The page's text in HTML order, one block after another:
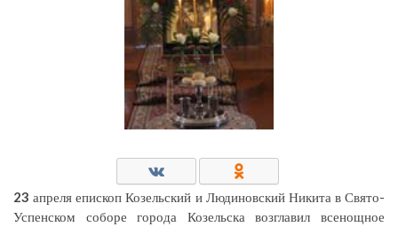
23 апреля епископ Козельский и Людиновский Никита в Свято-
Успенском соборе города Козельска возглавил всенощное